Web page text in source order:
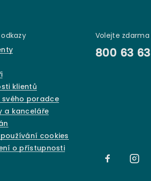
klientů
svého poradce
a kanceláře
cookies
o přístupnosti
Volejte zdarma
800 63